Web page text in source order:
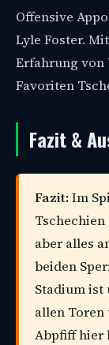
Offensive
Lyle Foster.
Erfahrung
Favoriten
Fazit &
Fazit:Im
aber alles
beiden
Stadium ist
allen
Abpfiff hier